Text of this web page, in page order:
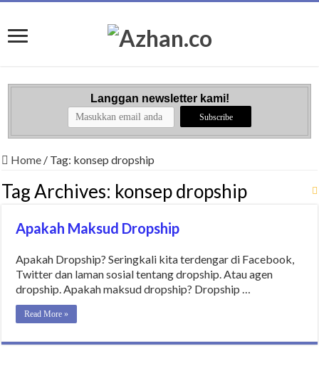
Langgan newsletter kami!
Home / Tag: konsep dropship
Tag Archives: konsep dropship
Apakah Maksud Dropship
Apakah Dropship? Seringkali kita terdengar di Facebook,
Twitter dan laman sosial tentang dropship. Atau agen
dropship. Apakah maksud dropship? Dropship …
Read More »